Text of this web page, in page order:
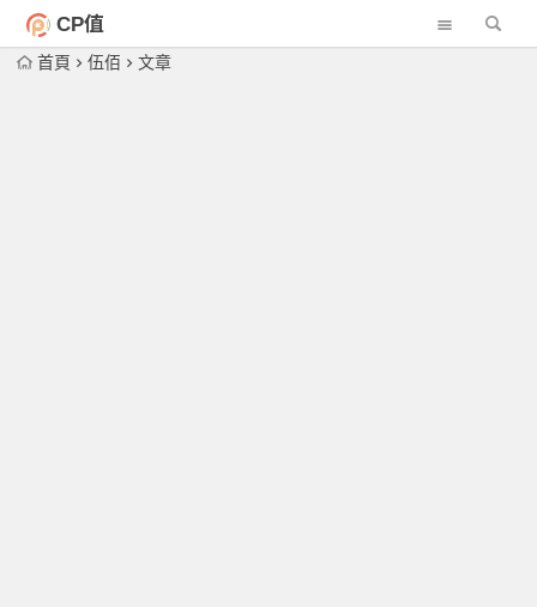
CP值
首頁 伍佰 文章